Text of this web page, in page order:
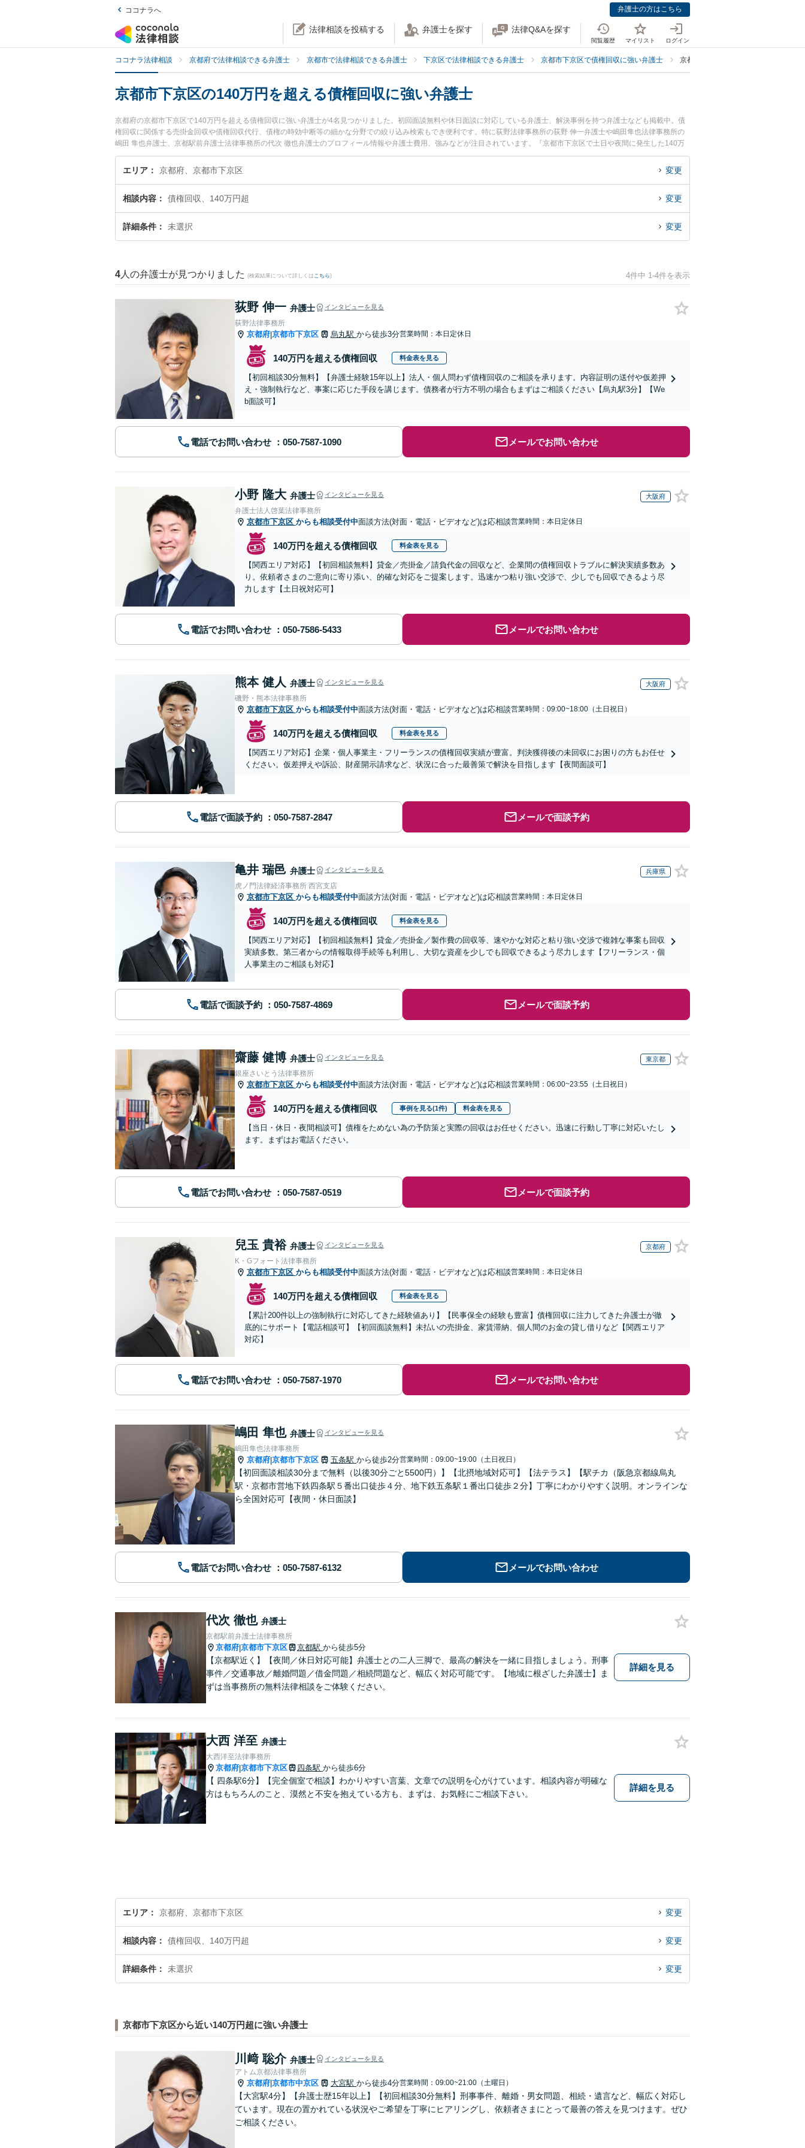
ココナラへ 弁護士の方はこちら
法律相談を投稿する 弁護士を探す 法律Q&Aを探す
閲覧履歴 マイリスト ログイン
ココナラ法律相談 京都府で法律相談できる弁護士 京都市で法律相談できる弁護士 下京区で法律相談できる弁護士 京都市下京区で債権回収に強い弁護士 京都市下京区で140万円超に強い弁護
京都市下京区の140万円を超える債権回収に強い弁護士
京都府の京都市下京区で140万円を超える債権回収に強い弁護士が4名見つかりました。初回面談無料や休日面談に対応している弁護士、解決事例を持つ弁護士なども掲載中。債
権回収に関係する売掛金回収や債権回収代行、債権の時効中断等の細かな分野での絞り込み検索もでき便利です。特に荻野法律事務所の荻野 伸一弁護士や嶋田隼也法律事務所の
嶋田 隼也弁護士、京都駅前弁護士法律事務所の代次 徹也弁護士のプロフィール情報や弁護士費用、強みなどが注目されています。『京都市下京区で土日や夜間に発生した140万
円を超える債権回収のトラブルを今すぐに弁護士に相談したい』『140万円を超える債権回収のトラブル解決の実績豊富な近くの弁護士を検索したい』『初回相談無料で140万円
を超える債権回収を法律相談できる京都市下京区内の弁護士に相談予約したい』などでお困りの相談者さんにおすすめです。
エリア 京都府、京都市下京区 変更
相談内容 債権回収、140万円超 変更
詳細条件 未選択 変更
4 人の弁護士が見つかりました (検索結果について詳しくは こちら) 4件中 1-4件を表示
荻野 伸一 弁護士 インタビューを見る
荻野法律事務所
京都府|京都市下京区 烏丸駅 から徒歩3分営業時間：本日定休日
140万円を超える債権回収 料金表を見る
【初回相談30分無料】【弁護士経験15年以上】法人・個人問わず債権回収のご相談を承ります。内容証明の送付や仮差押
え・強制執行など、事案に応じた手段を講じます。債務者が行方不明の場合もまずはご相談ください【烏丸駅3分】【We
b面談可】
電話でお問い合わせ メールでお問い合わせ
小野 隆大 弁護士 インタビューを見る 大阪府
弁護士法人啓葉法律事務所
京都市下京区 からも相談受付中面談方法(対面・電話・ビデオなど)は応相談営業時間：本日定休日
140万円を超える債権回収 料金表を見る
【関西エリア対応】【初回相談無料】貸金／売掛金／請負代金の回収など、企業間の債権回収トラブルに解決実績多数あ
り。依頼者さまのご意向に寄り添い、的確な対応をご提案します。迅速かつ粘り強い交渉で、少しでも回収できるよう尽
力します【土日祝対応可】
電話でお問い合わせ メールでお問い合わせ
熊本 健人 弁護士 インタビューを見る 大阪府
磯野・熊本法律事務所
京都市下京区 からも相談受付中面談方法(対面・電話・ビデオなど)は応相談営業時間：09:00~18:00（土日祝日）
140万円を超える債権回収 料金表を見る
【関西エリア対応】企業・個人事業主・フリーランスの債権回収実績が豊富。判決獲得後の未回収にお困りの方もお任せ
ください。仮差押えや訴訟、財産開示請求など、状況に合った最善策で解決を目指します【夜間面談可】
電話で面談予約 メールで面談予約
亀井 瑞邑 弁護士 インタビューを見る 兵庫県
虎ノ門法律経済事務所 西宮支店
京都市下京区 からも相談受付中面談方法(対面・電話・ビデオなど)は応相談営業時間：本日定休日
140万円を超える債権回収 料金表を見る
【関西エリア対応】【初回相談無料】貸金／売掛金／製作費の回収等、速やかな対応と粘り強い交渉で複雑な事案も回収
実績多数。第三者からの情報取得手続等も利用し、大切な資産を少しでも回収できるよう尽力します【フリーランス・個
人事業主のご相談も対応】
電話で面談予約 メールで面談予約
齋藤 健博 弁護士 インタビューを見る 東京都
銀座さいとう法律事務所
京都市下京区 からも相談受付中面談方法(対面・電話・ビデオなど)は応相談営業時間：06:00~23:55（土日祝日）
140万円を超える債権回収 事例を見る(1件) 料金表を見る
【当日・休日・夜間相談可】債権をためない為の予防策と実際の回収はお任せください。迅速に行動し丁寧に対応いたし
ます。まずはお電話ください。
電話でお問い合わせ メールで面談予約
兒玉 貴裕 弁護士 インタビューを見る 京都府
K・Gフォート法律事務所
京都市下京区 からも相談受付中面談方法(対面・電話・ビデオなど)は応相談営業時間：本日定休日
140万円を超える債権回収 料金表を見る
【累計200件以上の強制執行に対応してきた経験値あり】【民事保全の経験も豊富】債権回収に注力してきた弁護士が徹
底的にサポート【電話相談可】【初回面談無料】未払いの売掛金、家賃滞納、個人間のお金の貸し借りなど【関西エリア
対応】
電話でお問い合わせ メールでお問い合わせ
嶋田 隼也 弁護士 インタビューを見る
嶋田隼也法律事務所
京都府|京都市下京区 五条駅 から徒歩2分営業時間：09:00~19:00（土日祝日）
【初回面談相談30分まで無料（以後30分ごと5500円）】【北摂地域対応可】【法テラス】【駅チカ（阪急京都線烏丸
駅・京都市営地下鉄四条駅５番出口徒歩４分、地下鉄五条駅１番出口徒歩２分】丁寧にわかりやすく説明。オンラインな
ら全国対応可【夜間・休日面談】
電話でお問い合わせ メールでお問い合わせ
代次 徹也 弁護士
京都駅前弁護士法律事務所
京都府|京都市下京区 京都駅 から徒歩5分
【京都駅近く】【夜間／休日対応可能】弁護士との二人三脚で、最高の解決を一緒に目指しましょう。刑事
事件／交通事故／離婚問題／借金問題／相続問題など、幅広く対応可能です。【地域に根ざした弁護士】ま
ずは当事務所の無料法律相談をご体験ください。
詳細を見る
大西 洋至 弁護士
大西洋至法律事務所
京都府|京都市下京区 四条駅 から徒歩6分
【 四条駅6分】【完全個室で相談】わかりやすい言葉、文章での説明を心がけています。相談内容が明確な
方はもちろんのこと、漠然と不安を抱えている方も、まずは、お気軽にご相談下さい。
詳細を見る
エリア 京都府、京都市下京区 変更
相談内容 債権回収、140万円超 変更
詳細条件 未選択 変更
京都市下京区から近い140万円超に強い弁護士
川﨑 聡介 弁護士 インタビューを見る
アトム京都法律事務所
京都府 京都市中京区 大宮駅 から徒歩4分営業時間：09:00~21:00（土曜日）
【大宮駅4分】【弁護士歴15年以上】【初回相談30分無料】刑事事件、離婚・男女問題、相続・遺言など、幅広く対応し
ています。現在の置かれている状況やご希望を丁寧にヒアリングし、依頼者さまにとって最善の答えを見つけます。ぜひ
ご相談ください。